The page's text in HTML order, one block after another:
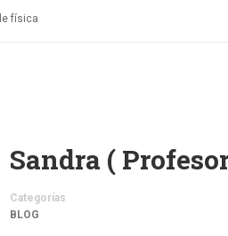
física
Sandra (
Categorías
BLOG